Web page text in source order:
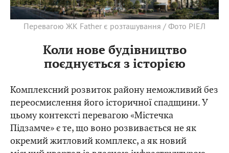
Перевагою ЖК Father є розташування / Фото РІЕЛ
Коли нове будівництво
поєднується з історією
Комплексний розвиток району неможливий без
переосмислення його історичної спадщини. У
цьому контексті перевагою «Містечка
Підзамче» є те, що воно розвивається не як
окремий житловий комплекс, а як новий